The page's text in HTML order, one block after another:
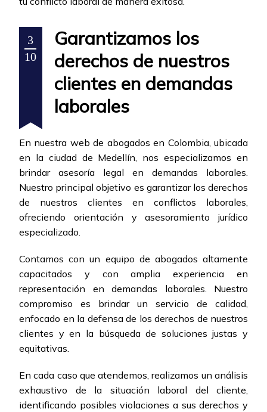
3
10
Garantizamos los
derechos de nuestros
clientes en demandas
laborales
En nuestra web de abogados en Colombia, ubicada
en la ciudad de Medellín, nos especializamos en
brindar asesoría legal en demandas laborales.
Nuestro principal objetivo es garantizar los derechos
de nuestros clientes en conflictos laborales,
ofreciendo orientación y asesoramiento jurídico
especializado.
Contamos con un equipo de abogados altamente
capacitados y con amplia experiencia en
representación en demandas laborales. Nuestro
compromiso es brindar un servicio de calidad,
enfocado en la defensa de los derechos de nuestros
clientes y en la búsqueda de soluciones justas y
equitativas.
En cada caso que atendemos, realizamos un análisis
exhaustivo de la situación laboral del cliente,
identificando posibles violaciones a sus derechos y